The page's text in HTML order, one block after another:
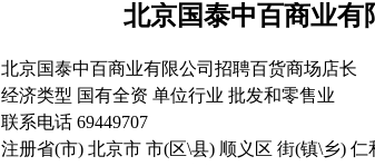
北京国泰中百商业有
北京国泰中百商业有限公司招聘百货商场店长
经济类型 国有全资 单位行业 批发和零售业
联系电话 69449707
注册省(市) 北京市 市(区\县) 顺义区 街(镇\乡) 仁